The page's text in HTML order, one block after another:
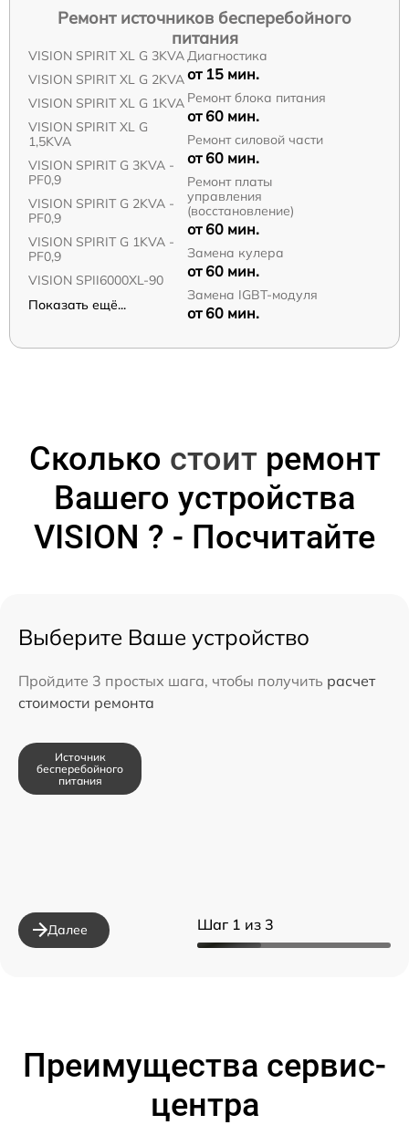
Ремонт источников бесперебойного
питания
VISION SPIRIT XL G 3KVA
VISION SPIRIT XL G 2KVA
VISION SPIRIT XL G 1KVA
VISION SPIRIT XL G
1,5KVA
VISION SPIRIT G 3KVA -
PF0,9
VISION SPIRIT G 2KVA -
PF0,9
VISION SPIRIT G 1KVA -
PF0,9
VISION SPII6000XL-90
Показать ещё...
Диагностика
от 15 мин.
Ремонт блока питания
от 60 мин.
Ремонт силовой части
от 60 мин.
Ремонт платы
управления
(восстановление)
от 60 мин.
Замена кулера
от 60 мин.
Замена IGBT-модуля
от 60 мин.
Сколько стоитремонт
Вашего устройства
VISION ? - Посчитайте
Шаг 1 из 3
Выберите Ваше устройство
Пройдите 3 простых шага, чтобы получить расчет
стоимости ремонта
Источник
бесперебойного
питания
Далее
Преимущества сервис-
центра